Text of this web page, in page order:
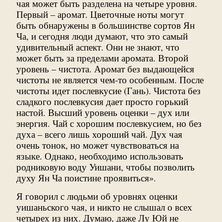
чая может быть разделена на четыре уровня.
Первый – аромат. Цветочные ноты могут
быть обнаружены в большинстве сортов Ян
Ча, и сегодня люди думают, что это самый
удивительный аспект. Они не знают, что
может быть за пределами аромата. Второй
уровень – чистота. Аромат без выдающейся
чистоты не является чем-то особенным. После
чистоты идет послевкусие (Гань). Чистота без
сладкого послевкусия дает просто горький
настой. Высший уровень оценки – дух или
энергия. Чай с хорошим послевкусием, но без
духа – всего лишь хороший чай. Дух чая
очень тонок, но может чувствоваться на
языке. Однако, необходимо использовать
родниковую воду Уишани, чтобы позволить
духу Ян Ча поистине проявиться».
Я говорил с людьми об уровнях оценки
уишаньского чая, и никто не слышал о всех
четырех из них. Думаю, даже Лу Юй не